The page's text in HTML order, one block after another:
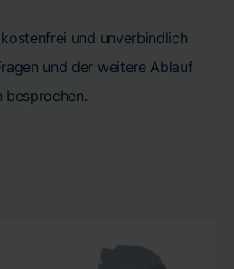
und unverbindlich
und der weitere Ablauf
besprochen.